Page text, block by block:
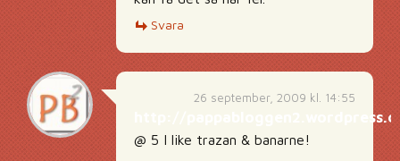
Svara
26 september, 2009 kl. 14:55
http://
@ 5 I like trazan & banarne!